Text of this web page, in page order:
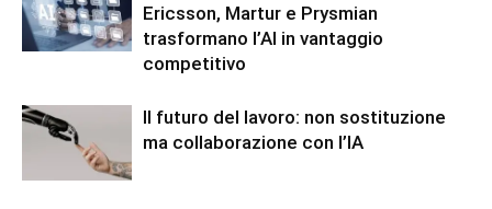
Ericsson, Martur e Prysmian
trasformano l’AI in vantaggio
competitivo
Il futuro del lavoro: non sostituzione
ma collaborazione con l’IA